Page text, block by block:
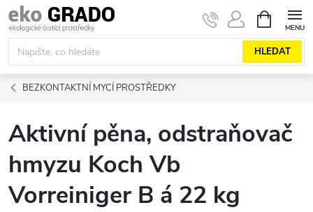
Přejít
na
obsah
HLEDAT
NÁKUPNÍ
KOŠÍK
BEZKONTAKTNÍ MYCÍ PROSTŘEDKY
Aktivní pěna, odstraňovač
hmyzu Koch Vb
Vorreiniger B á 22 kg